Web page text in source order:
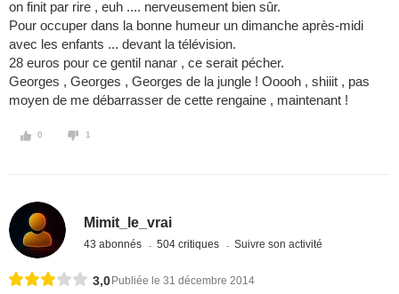
on finit par rire , euh .... nerveusement bien sûr.
Pour occuper dans la bonne humeur un dimanche après-midi
avec les enfants ... devant la télévision.
28 euros pour ce gentil nanar , ce serait pécher.
Georges , Georges , Georges de la jungle ! Ooooh , shiiit , pas
moyen de me débarrasser de cette rengaine , maintenant !
0 1
Mimit_le_vrai
43 abonnés 504 critiques Suivre son activité
3,0 Publiée le 31 décembre 2014